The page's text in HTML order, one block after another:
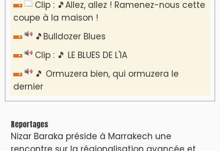
​Lancement de la plateforme “Observatoire
des projets” du Ministère de l’Équipement et
AGENDA CULTUREL
Devenez la Star de la Soirée : Vibrez au
Le Summer Tour d'Humouraji s'installe à Rabat